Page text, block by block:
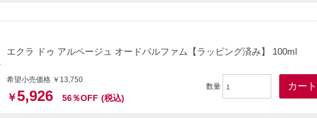
エクラ ドゥ アルページュ オードパルファム【ラッピング済み】 100ml
希望小売価格 ￥13,750
￥5,926 56％OFF (税込)
数量